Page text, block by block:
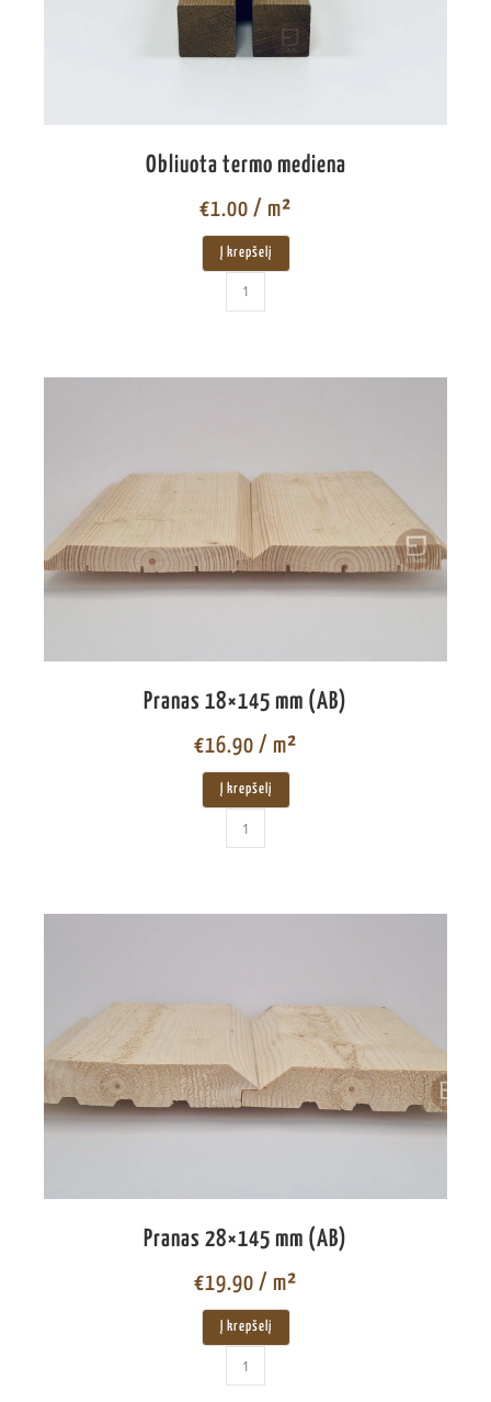
Obliuota termo mediena
€1.00 / m²
Į krepšelį
Pranas 18×145 mm (AB)
€16.90 / m²
Į krepšelį
Pranas 28×145 mm (AB)
€19.90 / m²
Į krepšelį